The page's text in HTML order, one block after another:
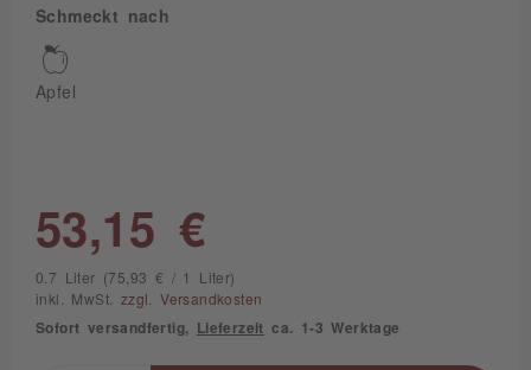
Schmeckt nach
Apfel
53,15 €
0.7 Liter (75,93 € / 1 Liter)
inkl. MwSt. zzgl. Versandkosten
Sofort versandfertig, Lieferzeit ca. 1-3 Werktage